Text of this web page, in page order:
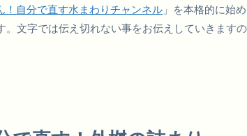
！自分で直す水まわりチャンネル 」を本格的に始
。文字では伝え切れない事をお伝えしていきます